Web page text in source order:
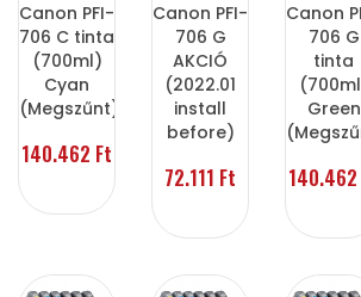
Canon PFI-
706 C tinta
(700ml)
Cyan
(Megszűnt)
140.462 Ft
Canon PFI-
706 G
AKCIÓ
(2022.01
install
before)
72.111 Ft
Canon
706 G
tinta
Green